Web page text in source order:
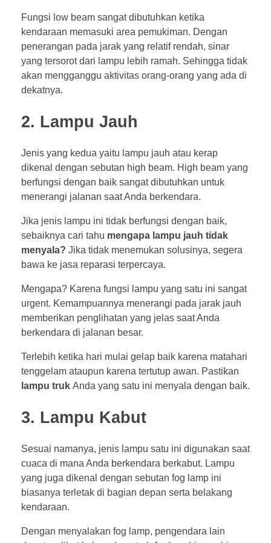
Fungsi low beam sangat dibutuhkan ketika
kendaraan memasuki area pemukiman. Dengan
penerangan pada jarak yang relatif rendah, sinar
yang tersorot dari lampu lebih ramah. Sehingga tidak
akan mengganggu aktivitas orang-orang yang ada di
dekatnya.
2. Lampu Jauh
Jenis yang kedua yaitu lampu jauh atau kerap
dikenal dengan sebutan high beam. High beam yang
berfungsi dengan baik sangat dibutuhkan untuk
menerangi jalanan saat Anda berkendara.
Jika jenis lampu ini tidak berfungsi dengan baik,
sebaiknya cari tahu mengapa lampu jauh tidak
menyala? Jika tidak menemukan solusinya, segera
bawa ke jasa reparasi terpercaya.
Mengapa? Karena fungsi lampu yang satu ini sangat
urgent. Kemampuannya menerangi pada jarak jauh
memberikan penglihatan yang jelas saat Anda
berkendara di jalanan besar.
Terlebih ketika hari mulai gelap baik karena matahari
tenggelam ataupun karena tertutup awan. Pastikan
lampu truk Anda yang satu ini menyala dengan baik.
3. Lampu Kabut
Sesuai namanya, jenis lampu satu ini digunakan saat
cuaca di mana Anda berkendara berkabut. Lampu
yang juga dikenal dengan sebutan fog lamp ini
biasanya terletak di bagian depan serta belakang
kendaraan.
Dengan menyalakan fog lamp, pengendara lain